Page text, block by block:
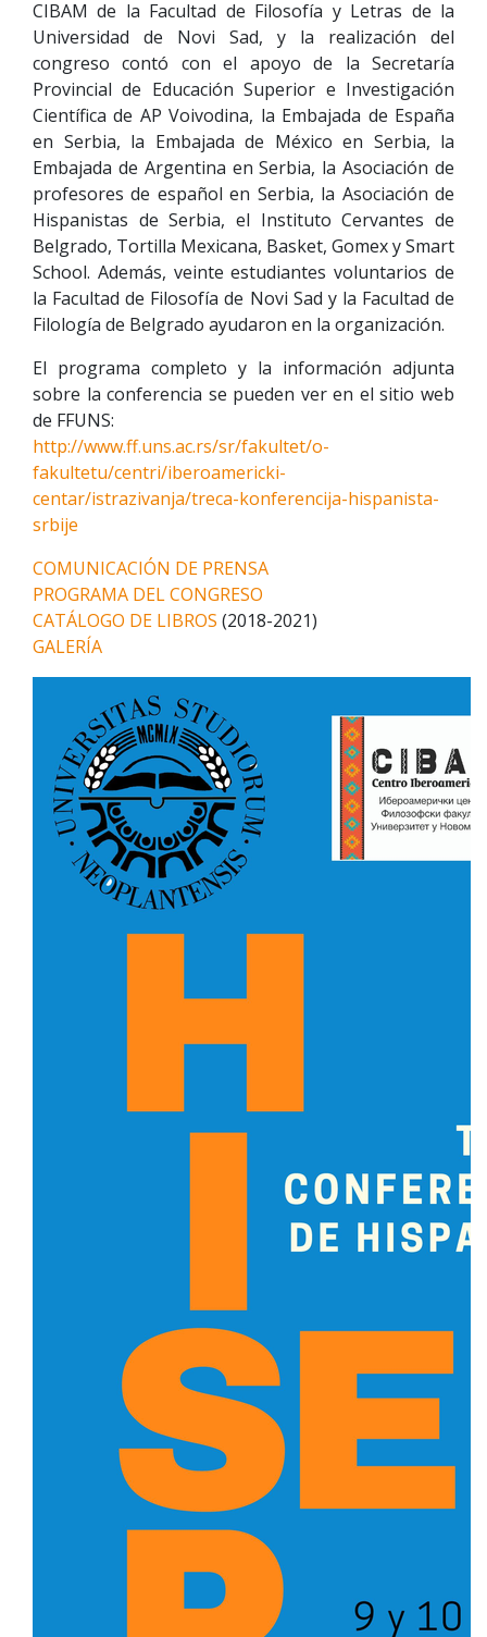
CIBAM de la Facultad de Filosofía y Letras de la
Universidad de Novi Sad, y la realización del
congreso contó con el apoyo de la Secretaría
Provincial de Educación Superior e Investigación
Científica de AP Voivodina, la Embajada de España
en Serbia, la Embajada de México en Serbia, la
Embajada de Argentina en Serbia, la Asociación de
profesores de español en Serbia, la Asociación de
Hispanistas de Serbia, el Instituto Cervantes de
Belgrado, Tortilla Mexicana, Basket, Gomex y Smart
School. Además, veinte estudiantes voluntarios de
la Facultad de Filosofía de Novi Sad y la Facultad de
Filología de Belgrado ayudaron en la organización.
El programa completo y la información adjunta
sobre la conferencia se pueden ver en el sitio web
de FFUNS:
http://www.ff.uns.ac.rs/sr/fakultet/o-
fakultetu/centri/iberoamericki-
centar/istrazivanja/treca-konferencija-hispanista-
srbije
COMUNICACIÓN DE PRENSA
PROGRAMA DEL CONGRESO
CATÁLOGO DE LIBROS (2018-2021)
GALERÍA